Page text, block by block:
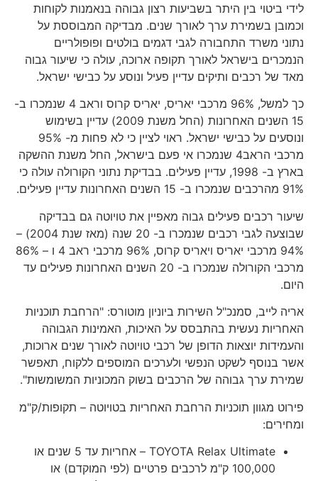
לידי ביטוי בין היתר בשביעות רצון גבוהה בנאמנות לקוחות
וכמובן בשמירת ערך לאורך שנים. מבדיקה המבוססת על
נתוני משרד התחבורה לגבי דגמים בולטים ופופולריים
הנמכרים בישראל לאורך תקופה ארוכה, עולה כי שיעור גבוה
מאד של רכבים ותיקים עדיין פעיל ונוסע על כבישי ישראל.
כך למשל, 96% מרכבי יאריס, יאריס קרוס וראב 4 שנמכרו ב-
15 השנים האחרונות (החל משנת 2009) עדיין בשימוש
ונוסעים על כבישי ישראל. ראוי לציין כי לא פחות מ- 95%
מרכבי הראב4 שנמכרו אי פעם בישראל, החל משנת ההשקה
בארץ ב- 1998, עדיין פעילים. בבדיקת נתוני הקורולה עולה כי
91% מהרכבים שנמכרו ב- 15 השנים האחרונות עדיין פעילים.
שיעור רכבים פעילים גבוה מאפיין את טויוטה גם בבדיקה
שבוצעה לגבי רכבים שנמכרו ב- 20 שנה (מאז שנת 2004) –
94% מרכבי יאריס ויאריס קרוס, 96% מרכבי ראב 4 ו – 86%
מרכבי הקורולה שנמכרו ב- 20 השנים האחרונות פעילים עד
היום.
אריה לייב, סמנכ"ל השירות ביוניון מוטורס: "הרחבת תוכניות
האחריות נעשית בהתבסס על האיכות, האמינות הגבוהה
והעמידות יוצאות הדופן של רכבי טויוטה לאורך שנים ארוכות,
אשר בנוסף לשקט הנפשי ולערכים המוספים ללקוח, תאפשר
שמירת ערך גבוהה של הרכבים בשוק המכוניות המשומשות".
פירוט מגוון תוכניות הרחבת האחריות בטויוטה – תקופות/ק"מ
ומחירים:
TOYOTA Relax Ultimate – אחריות עד 5 שנים או
100,000 ק"מ לרכבים פרטיים (לפי המוקדם) או